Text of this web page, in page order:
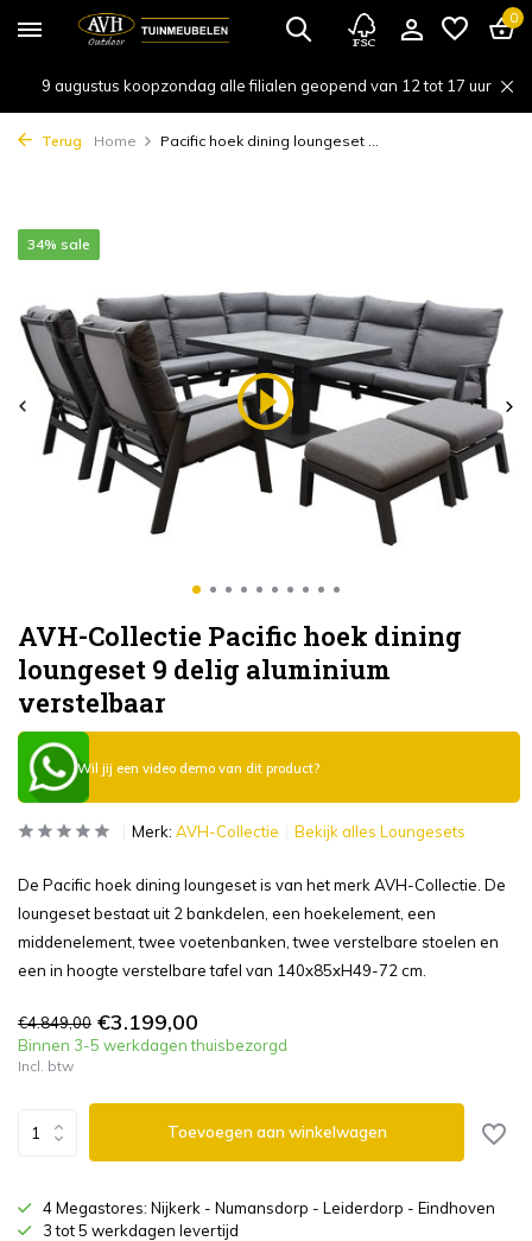
0
9 augustus koopzondag alle filialen geopend van 12 tot 17 uur
Terug Home Pacific hoek dining loungeset ...
AVH-Collectie Pacific hoek dining
loungeset 9 delig aluminium
verstelbaar
34% sale
Wil jij een video demo van dit product?
Merk: AVH-Collectie Bekijk alles Loungesets
De Pacific hoek dining loungeset is van het merk AVH-Collectie. De
loungeset bestaat uit 2 bankdelen, een hoekelement, een
middenelement, twee voetenbanken, twee verstelbare stoelen en
een in hoogte verstelbare tafel van 140x85xH49-72 cm.
€4.849,00 €3.199,00
Binnen 3-5 werkdagen thuisbezorgd
Incl. btw
Toevoegen aan winkelwagen
4 Megastores: Nijkerk - Numansdorp - Leiderdorp - Eindhoven
3 tot 5 werkdagen levertijd